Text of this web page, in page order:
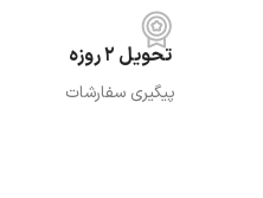
تحویل 2 روزه
پیگیری سفارشات